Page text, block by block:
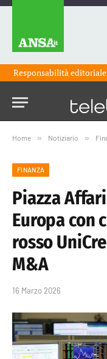
Responsabilità
Home » Notiziario »
FINANZA
Piazza
Europa con
rosso
M&A
16 Marzo 2026